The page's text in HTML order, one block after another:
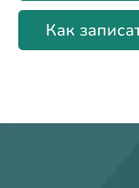
Как